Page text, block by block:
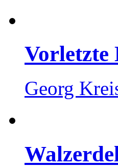
Vorletzte
Georg